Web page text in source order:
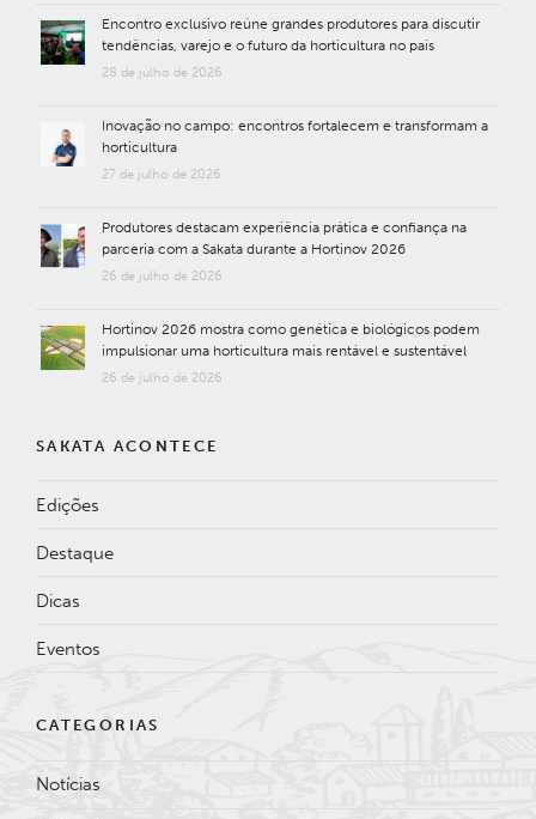
Encontro exclusivo reúne grandes produtores para discutir
tendências, varejo e o futuro da horticultura no país
28 de julho de 2026
Inovação no campo: encontros fortalecem e transformam a
horticultura
27 de julho de 2026
Produtores destacam experiência prática e confiança na
parceria com a Sakata durante a Hortinov 2026
26 de julho de 2026
Hortinov 2026 mostra como genética e biológicos podem
impulsionar uma horticultura mais rentável e sustentável
26 de julho de 2026
SAKATA ACONTECE
Edições
Destaque
Dicas
Eventos
CATEGORIAS
Notícias